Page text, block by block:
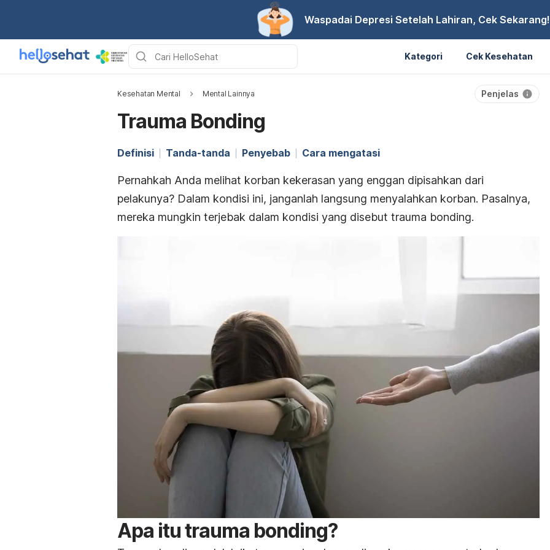
Waspadai Depresi Setelah Lahiran, Cek Sekarang!
Kategori Cek Kesehatan
Kesehatan Mental Mental Lainnya Penjelas
Trauma Bonding
Definisi Tanda-tanda Penyebab Cara mengatasi
Pernahkah Anda melihat korban kekerasan yang enggan dipisahkan dari
pelakunya? Dalam kondisi ini, janganlah langsung menyalahkan korban. Pasalnya,
mereka mungkin terjebak dalam kondisi yang disebut trauma bonding.
Apa itutrauma bonding?